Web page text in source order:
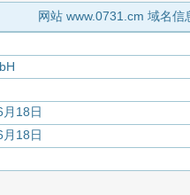
网站 www.0731.cm 域名信
18日
18日